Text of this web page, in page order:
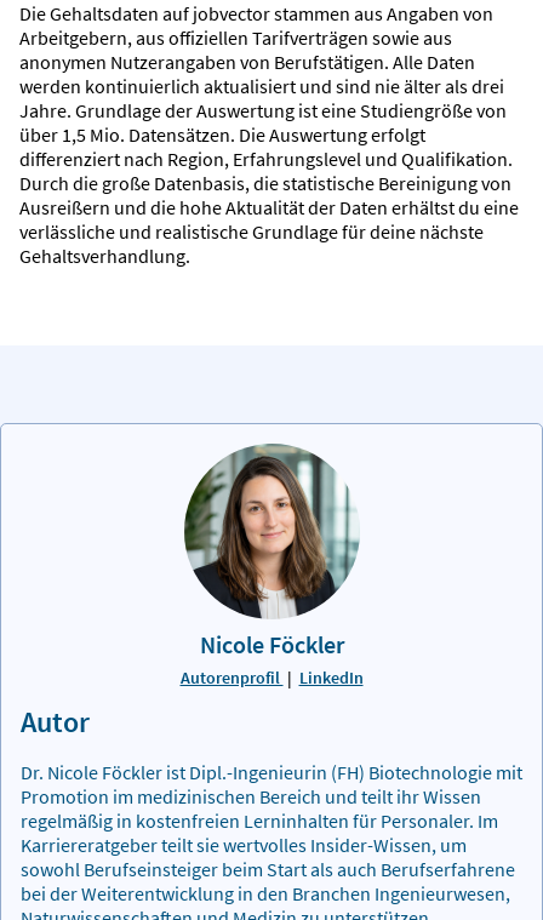
Die Gehaltsdaten auf jobvector stammen aus Angaben von
Arbeitgebern, aus offiziellen Tarifverträgen sowie aus
anonymen Nutzerangaben von Berufstätigen. Alle Daten
werden kontinuierlich aktualisiert und sind nie älter als drei
Jahre. Grundlage der Auswertung ist eine Studiengröße von
über 1,5 Mio. Datensätzen. Die Auswertung erfolgt
differenziert nach Region, Erfahrungslevel und Qualifikation.
Durch die große Datenbasis, die statistische Bereinigung von
Ausreißern und die hohe Aktualität der Daten erhältst du eine
verlässliche und realistische Grundlage für deine nächste
Gehaltsverhandlung.
Nicole Föckler
Autorenprofil | LinkedIn
Autor
Dr. Nicole Föckler ist Dipl.-Ingenieurin (FH) Biotechnologie mit
Promotion im medizinischen Bereich und teilt ihr Wissen
regelmäßig in kostenfreien Lerninhalten für Personaler. Im
Karriereratgeber teilt sie wertvolles Insider-Wissen, um
sowohl Berufseinsteiger beim Start als auch Berufserfahrene
bei der Weiterentwicklung in den Branchen Ingenieurwesen,